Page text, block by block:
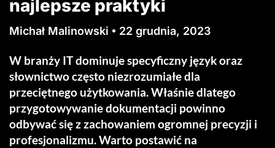
najlepsze praktyki
Michał Malinowski 22 grudnia, 2023
W branży IT dominuje specyficzny język oraz
słownictwo często niezrozumiałe dla
przeciętnego użytkowania. Właśnie dlatego
przygotowywanie dokumentacji powinno
odbywać się z zachowaniem ogromnej precyzji i
profesjonalizmu. Warto postawić na